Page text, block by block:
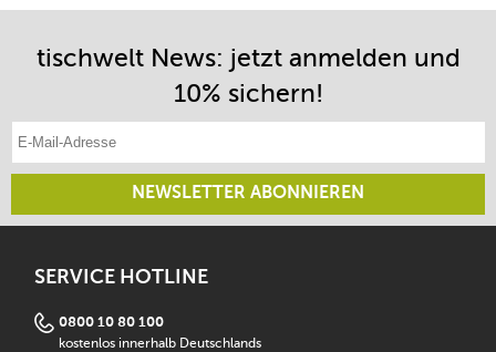
tischwelt News: jetzt anmelden und
10% sichern!
NEWSLETTER ABONNIEREN
SERVICE HOTLINE
0800 10 80 100
kostenlos innerhalb Deutschlands